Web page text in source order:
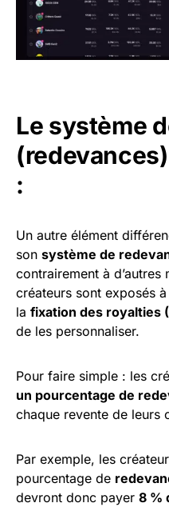
Le système
:
Un autre élément
son système de
contrairement à
créateurs sont exposés
la fixation des royalties
de les personnaliser.
Pour faire simple : les
un pourcentage de
chaque revente de leurs
Par exemple, les
pourcentage de
devront donc payer 8 %